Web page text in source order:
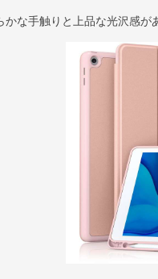
かな手触りと上品な光沢感が